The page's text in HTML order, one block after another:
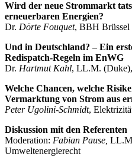
Wird der neue Strommarkt
erneuerbaren Energien?
Dr. Dörte Fouquet, BBH Brüssel
Und in Deutschland? – Ein
Redispatch-Regeln im EnWG
Dr. Hartmut Kahl, LL.M.
Welche Chancen, welche
Vermarktung von Strom aus
Peter Ugolini-Schmidt,
Diskussion mit den Referenten
Moderation: Fabian Pause,
Umweltenergierecht